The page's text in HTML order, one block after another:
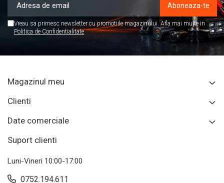
Vreau sa primesc newsletter cu promotiile magazinului. Afla mai multe in
Politica de Confidentialitate
Magazinul meu
Clienti
Date comerciale
Suport clienti
Luni-Vineri 10:00-17:00
0752.194.611